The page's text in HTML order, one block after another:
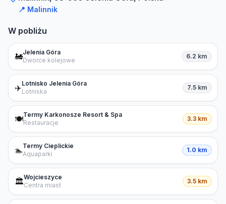
📍 Malinnik
W pobliżu
🚂Jelenia Góra
Dworce kolejowe
6.2 km
✈️Lotnisko Jelenia Góra
Lotniska
7.5 km
🍽️Termy Karkonosze Resort & Spa
Restauracje
3.3 km
🏊Termy Cieplickie
Aquaparki
1.0 km
🏛️Wojcieszyce
Centra miast
3.5 km